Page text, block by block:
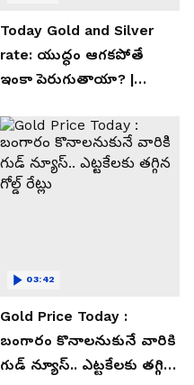
Today Gold and Silver
rate: యుద్ధం ఆగకపోతే
ఇంకా పెరుగుతాయా? |
Gold Price Today :
బంగారం కొనాలనుకునే వారికి
గుడ్ న్యూస్.. ఎట్టకేలకు తగ్గిన
03:42